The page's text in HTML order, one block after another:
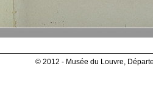
© 2012 - Musée du Louvre,